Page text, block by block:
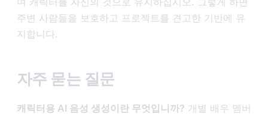
주변 사람들을 보호하고 프로젝트를 견고한 기반에 유
지합니다.
자주 묻는 질문
캐릭터용 AI 음성 생성이란 무엇입니까? 개별 배우 멤버